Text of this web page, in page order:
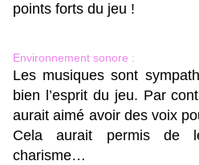
points forts du jeu !
Environnement sonore :
Les musiques sont
bien l’esprit du jeu. Par
aurait aimé avoir des voix
Cela aurait permis de
charisme…